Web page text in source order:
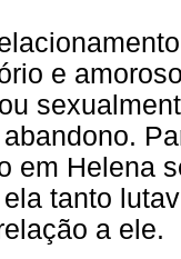
e
em Helena
tanto
a ele.